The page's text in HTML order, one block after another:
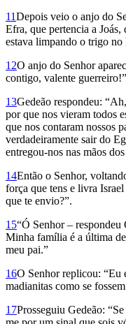
11Depois veio o anjo do
Efra, que pertencia a
estava limpando o trigo no
12O anjo do Senhor
contigo, valente
13Gedeão respondeu:
por que nos vieram todos
que nos contaram nossos
verdadeiramente sair do
entregou-nos nas mãos
14Então o Senhor,
força que tens e livra
que te envio?”.
15“Ó Senhor –
Minha família é a última
meu pai.”
16O Senhor replicou: “Eu
madianitas como se
17Prosseguiu Gedeão: